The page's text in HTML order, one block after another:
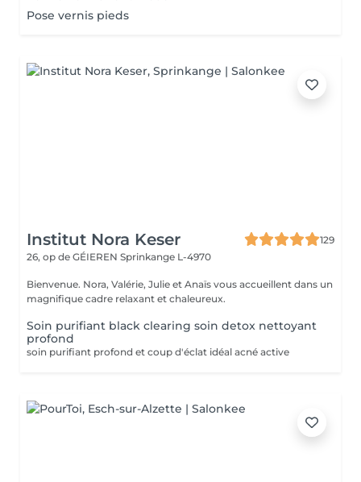
Pose vernis pieds
Institut Nora Keser
129
26, op de GÉIEREN Sprinkange L-4970
Bienvenue. Nora, Valérie, Julie et Anaïs vous accueillent dans un
magnifique cadre relaxant et chaleureux.
Soin purifiant black clearing soin detox nettoyant
profond
soin purifiant profond et coup d'éclat idéal acné active